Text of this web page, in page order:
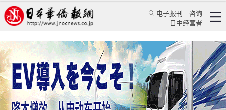
电子报刊
咨询
日中经营者